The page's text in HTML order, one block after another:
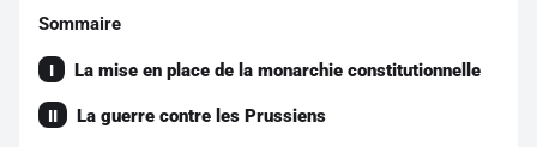
Se connecter
Sommaire
I La mise en place de la monarchie constitutionnelle
II La guerre contre les Prussiens